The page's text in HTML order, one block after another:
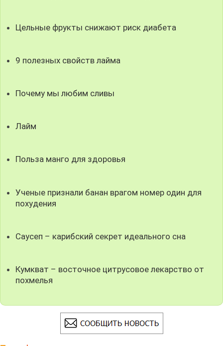
Цельные фрукты снижают риск диабета
9 полезных свойств лайма
Почему мы любим сливы
Лайм
Польза манго для здоровья
Ученые признали банан врагом номер один для
похудения
Саусеп – карибский секрет идеального сна
Кумкват – восточное цитрусовое лекарство от
похмелья